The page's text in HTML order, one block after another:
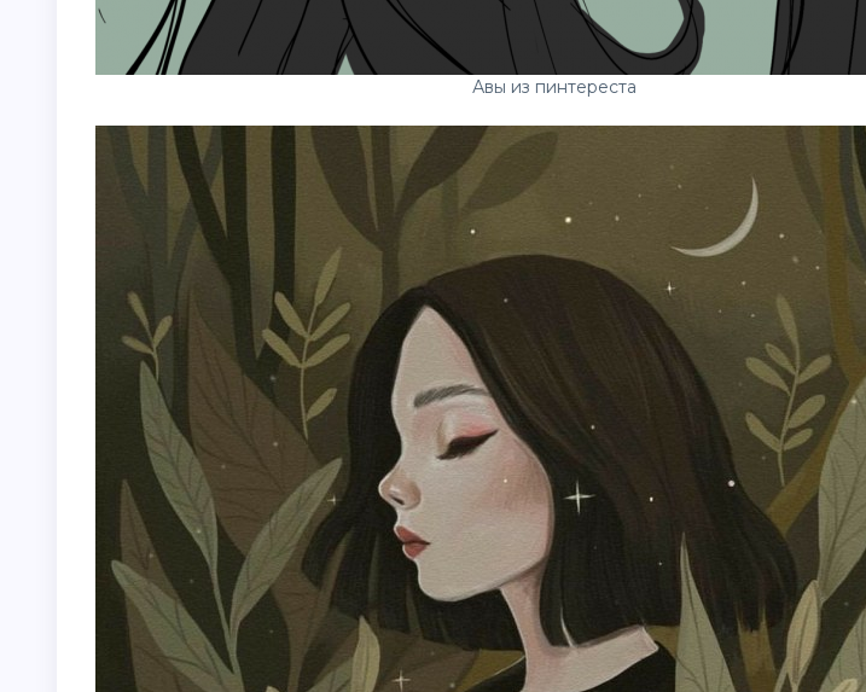
Авы из пинтереста